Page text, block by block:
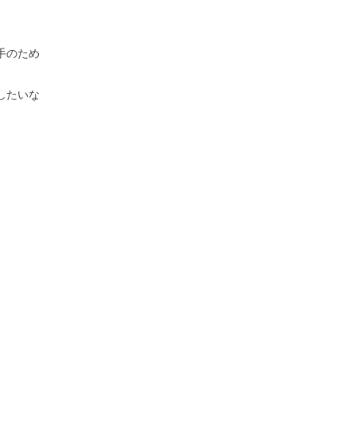
のため
たいな